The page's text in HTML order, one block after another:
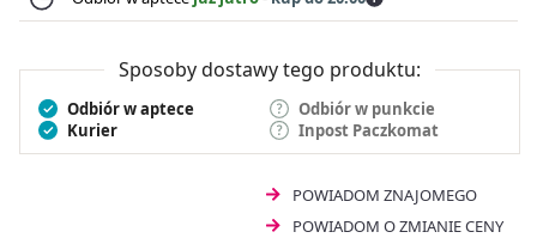
Sposoby dostawy tego produktu:
Odbiór w aptece
Odbiór w punkcie
Kurier
Inpost Paczkomat
POWIADOM ZNAJOMEGO
POWIADOM O ZMIANIE CENY